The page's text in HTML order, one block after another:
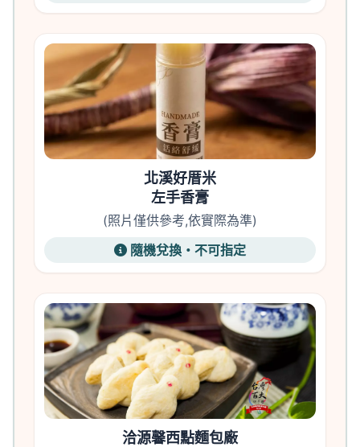
北溪好厝米
左手香膏
(照片僅供參考,依實際為準)
隨機兌換・不可指定
洽源馨西點麵包廠